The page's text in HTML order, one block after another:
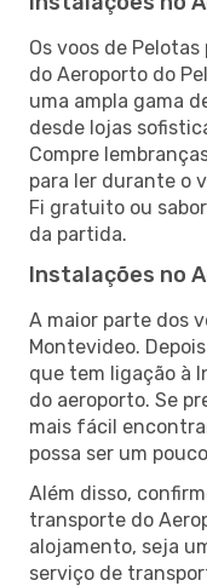
Os voos de
do Aeroporto do
uma ampla gama
desde lojas
Compre
para ler durante o
Fi gratuito ou
da partida.
Instalações no
A maior parte dos
Montevideo.
que tem ligação à
do aeroporto. Se
mais fácil
possa ser um
Além disso,
transporte do
alojamento, seja
serviço de